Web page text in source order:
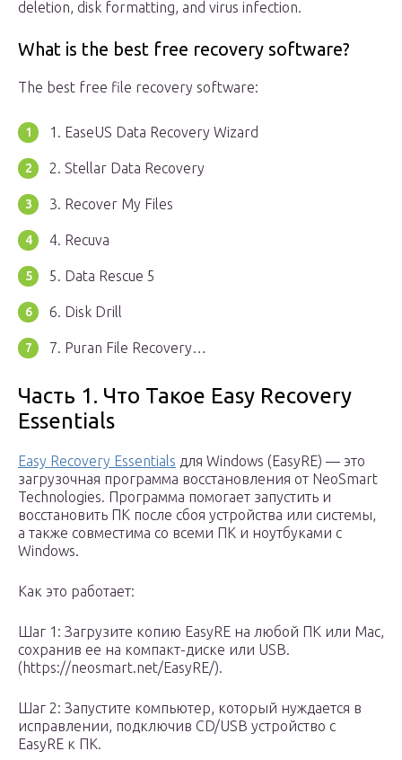
deletion, disk formatting, and virus infection.
What is the best free recovery software?
The best free file recovery software:
1. EaseUS Data Recovery Wizard
2. Stellar Data Recovery
3. Recover My Files
4. Recuva
5. Data Rescue 5
6. Disk Drill
7. Puran File Recovery…
Часть 1. Что Такое Easy Recovery
Essentials
Easy Recovery Essentials для Windows (EasyRE) — это
загрузочная программа восстановления от NeoSmart
Technologies. Программа помогает запустить и
восстановить ПК после сбоя устройства или системы,
а также совместима со всеми ПК и ноутбуками с
Windows.
Как это работает:
Шаг 1: Загрузите копию EasyRE на любой ПК или Mac,
сохранив ее на компакт-диске или USB.
(https://neosmart.net/EasyRE/).
Шаг 2: Запустите компьютер, который нуждается в
исправлении, подключив CD/USB устройство с
EasyRE к ПК.